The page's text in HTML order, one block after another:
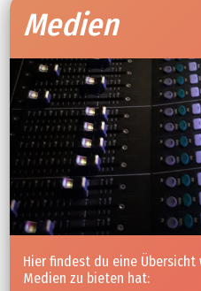
Medien
Hier findest du eine Übersicht
Medien zu bieten hat: